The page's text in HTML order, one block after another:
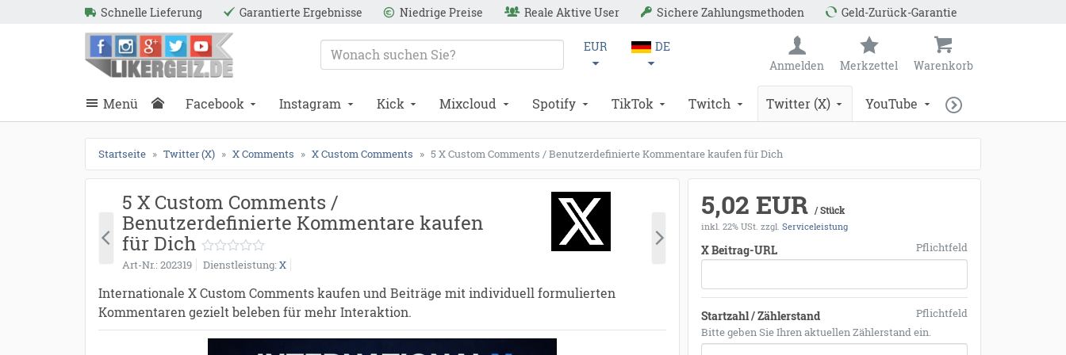
Schnelle Lieferung Garantierte Ergebnisse Niedrige Preise Reale Aktive User Sichere Zahlungsmethoden
Geld-Zurück-Garantie
schließen
Suche
EUR
DE
Anmelden
Merkzettel Warenkorb
Menü Facebook Instagram Kick Mixcloud Spotify TikTok Twitch Twitter (X) YouTube
Startseite Twitter (X) X Comments X Custom Comments 5 X Custom Comments / Benutzerdefinierte Kommentare kaufen für Dich
5 X Custom Comments /
Benutzerdefinierte Kommentare kaufen
für Dich
Art-Nr. 202319 Dienstleistung X
Internationale X Custom Comments kaufen und Beiträge mit individuell formulierten
Kommentaren gezielt beleben für mehr Interaktion.
5,02 EUR / Stück
inkl. 22% USt. zzgl. Serviceleistung
X Beitrag-URL Pflichtfeld
Startzahl / Zählerstand
Pflichtfeld
Bitte geben Sie Ihren aktuellen Zählerstand ein.